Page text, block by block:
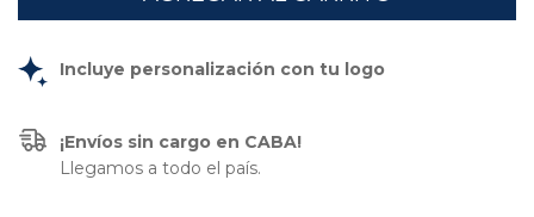
Incluye personalización con tu logo
¡Envíos sin cargo en CABA!
Llegamos a todo el país.